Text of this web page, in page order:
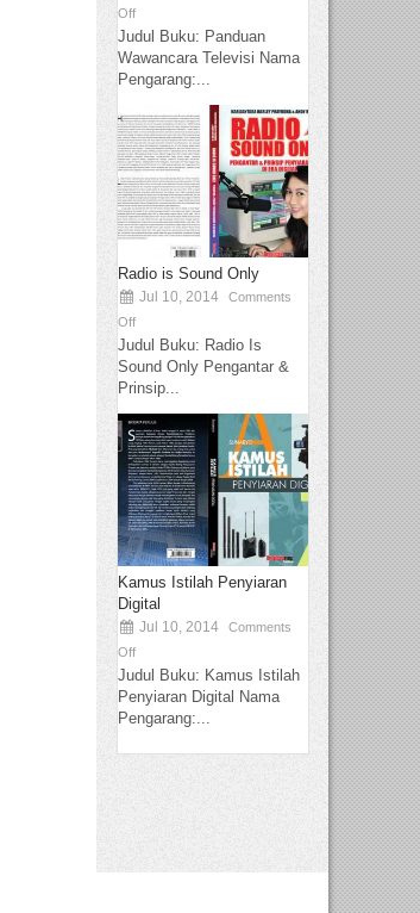
Off
Judul Buku: Panduan
Wawancara Televisi Nama
Pengarang:...
Radio is Sound Only
Jul 10, 2014
Comments
Off
Judul Buku: Radio Is
Sound Only Pengantar &
Prinsip...
Kamus Istilah Penyiaran
Digital
Jul 10, 2014
Comments
Off
Judul Buku: Kamus Istilah
Penyiaran Digital Nama
Pengarang:...